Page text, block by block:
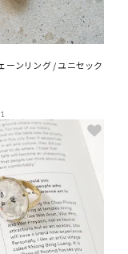
ーンリング / ユニセック
1